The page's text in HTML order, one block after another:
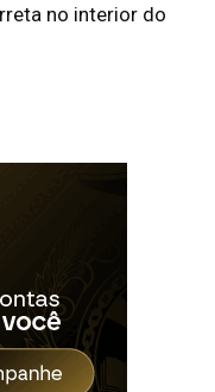
no interior do